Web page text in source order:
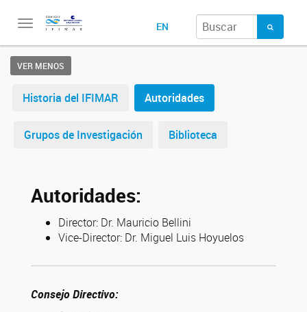
Toggle
EN
VER MENOS
Historia del IFIMAR Autoridades
Grupos de Investigación Biblioteca
Autoridades:
Director: Dr. Mauricio Bellini
Vice-Director: Dr. Miguel Luis Hoyuelos
Consejo Directivo: